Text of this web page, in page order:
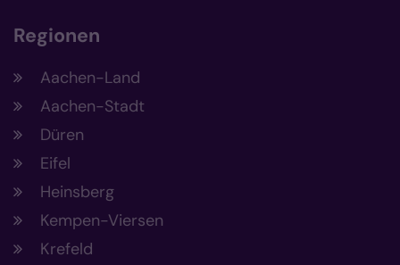
Regionen
Aachen-Land
Aachen-Stadt
Düren
Eifel
Heinsberg
Kempen-Viersen
Krefeld